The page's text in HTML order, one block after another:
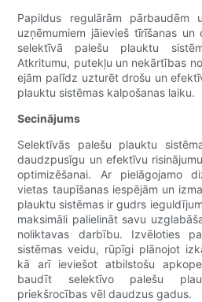
Papildus regulārām pārbaudēm
uzņēmumiem jāievieš tīrīšanas
selektīvā palešu plauktu
Atkritumu, putekļu un nekārtības
ejām palīdz uzturēt drošu un
plauktu sistēmas kalpošanas laiku.
Secinājums
Selektīvās palešu plauktu
daudzpusīgu un efektīvu
optimizēšanai. Ar pielāgojamo
vietas taupīšanas iespējām un
plauktu sistēmas ir gudrs
maksimāli palielināt savu
noliktavas darbību. Izvēloties
sistēmas veidu, rūpīgi plānojot
kā arī ieviešot atbilstošu
baudīt selektīvo palešu
priekšrocības vēl daudzus gadus.